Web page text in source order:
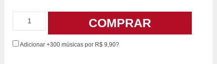
COMPRAR
Adicionar +300 músicas por R$ 9,90?